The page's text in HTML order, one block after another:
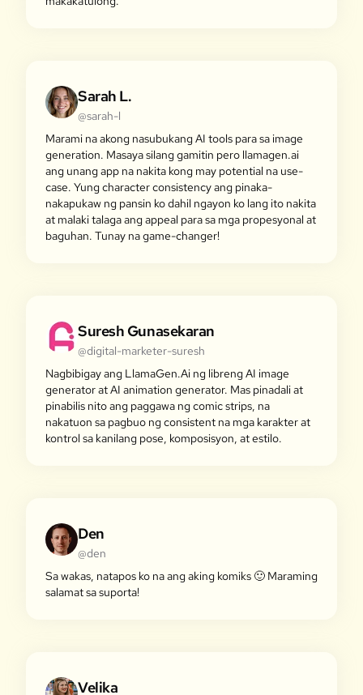
Sarah L.
@sarah-l
Marami na akong nasubukang AI tools para sa image
generation. Masaya silang gamitin pero llamagen.ai
ang unang app na nakita kong may potential na use-
case. Yung character consistency ang pinaka-
nakapukaw ng pansin ko dahil ngayon ko lang ito nakita
at malaki talaga ang appeal para sa mga propesyonal at
baguhan. Tunay na game-changer!
Suresh Gunasekaran
@digital-marketer-suresh
Nagbibigay ang LlamaGen.Ai ng libreng AI image
generator at AI animation generator. Mas pinadali at
pinabilis nito ang paggawa ng comic strips, na
nakatuon sa pagbuo ng consistent na mga karakter at
kontrol sa kanilang pose, komposisyon, at estilo.
Den
@den
Sa wakas, natapos ko na ang aking komiks 🙂 Maraming
salamat sa suporta!
Velika